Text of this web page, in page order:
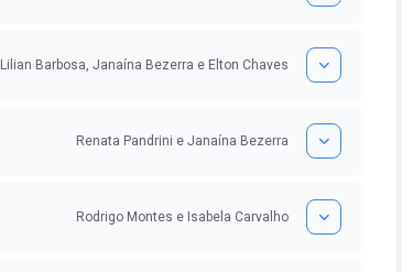
Lilian Barbosa, Janaína Bezerra e Elton Chaves
Renata Pandrini e Janaína Bezerra
Rodrigo Montes e Isabela Carvalho